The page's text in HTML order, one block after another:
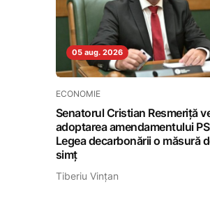
05 aug. 2026
ECONOMIE
Senatorul Cristian Resmeriță
adoptarea amendamentului
Legea decarbonării o măsură
simț
Tiberiu Vințan